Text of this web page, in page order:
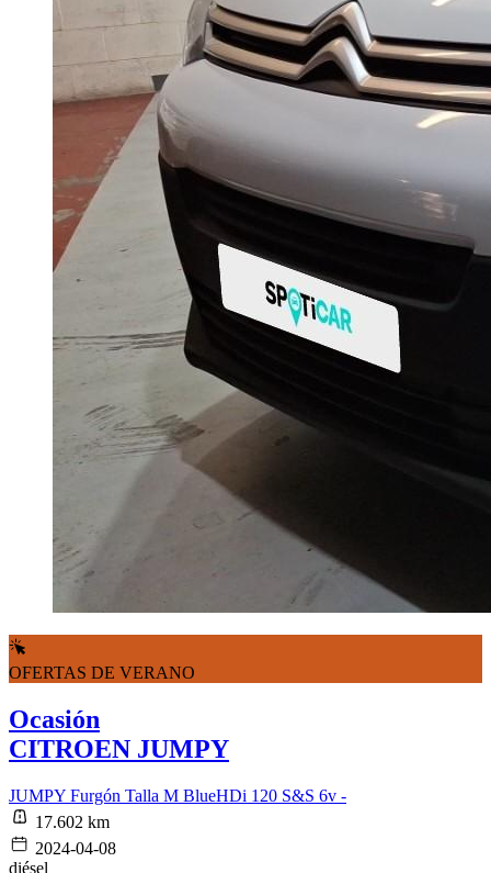
OFERTAS DE VERANO
Ocasión
CITROEN JUMPY
JUMPY Furgón Talla M BlueHDi 120 S&S 6v -
17.602 km
2024-04-08
diésel